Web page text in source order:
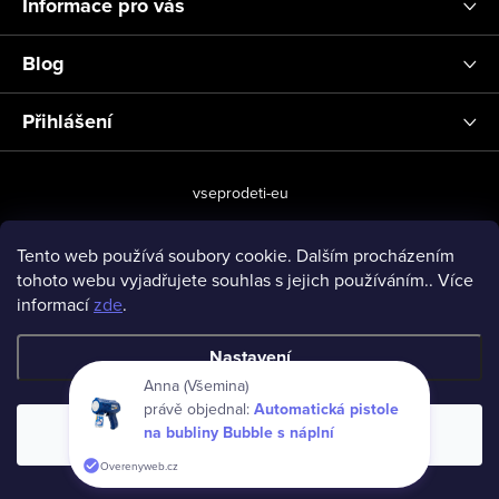
Tento web používá soubory cookie. Dalším procházením
tohoto webu vyjadřujete souhlas s jejich používáním.. Více
informacízde.
Nastavení
Souhlasím
Blog
Přihlášení
vseprodeti-eu
Copyright 2026www.vseprodeti.eu. Všechna práva vyhrazena.
Anna (Všemina)
právě objednal: Automatická pistole
na bubliny Bubble s náplní
Overenyweb.cz